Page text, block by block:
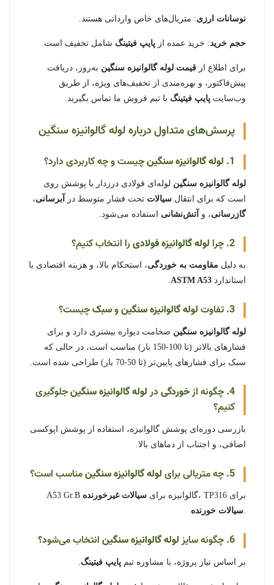
نوسانات ارزی: متریال‌های خاص وارداتی هستند.
حجم خرید: خرید عمده از پایپ فیتینگ شامل تخفیف است.
برای اطلاع از قیمت لوله گالوانیزه سنگین به‌روز، دریافت
پیش‌فاکتور، و بهره‌مندی از تخفیف‌های ویژه، از طریق
وب‌سایت پایپ فیتینگ با تیم فروش ما تماس بگیرید.
پرسش‌های متداول درباره لوله گالوانیزه سنگین
1. لوله گالوانیزه سنگینچیست و چه کاربردی دارد؟
لوله گالوانیزه سنگین لوله‌ای فولادی درزدار با پوشش روی
است که برای انتقال سیالات تحت فشار متوسط در آبرسانی،
گازرسانی، و آتش‌نشانی استفاده می‌شود.
2. چرا لوله گالوانیزه فولادیرا انتخاب کنیم؟
به دلیل مقاومت به خوردگی، استحکام بالا، و هزینه اقتصادی با
استاندارد ASTM A53
.
3. تفاوت لوله گالوانیزه سنگینوسبکچیست؟
لوله گالوانیزه سنگین ضخامت دیواره بیشتری دارد و برای
فشارهای بالاتر (تا 100-150 بار) مناسب است، در حالی که
سبک برای فشارهای پایین‌تر (تا 50-70 بار) طراحی شده است.
4. چگونه از خوردگیدرلوله گالوانیزه سنگینجلوگیری
کنیم؟
بازرسی دوره‌ای پوشش گالوانیزه، استفاده از پوشش اپوکسی
اضافی، و اجتناب از دماهای بالا.
5. چه متریالی برای لوله گالوانیزه سنگینمناسب است؟
A53 Gr.B گالوانیزه برای سیالات غیرخورنده
، TP316 برای
سیالات خورنده.
6. چگونه سایز لوله گالوانیزه سنگینانتخاب می‌شود؟
بر اساس نیاز پروژه، با مشاوره تیم پایپ فیتینگ